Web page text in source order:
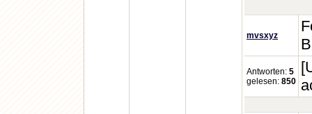
mvsxyz
Antworten: 5
gelesen: 850